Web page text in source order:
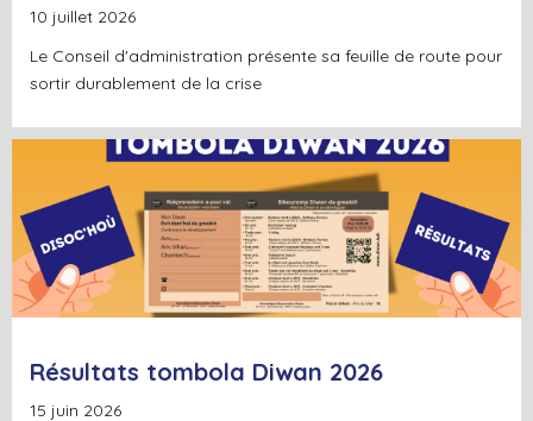
10 juillet 2026
Le Conseil d'administration présente sa feuille de route pour
sortir durablement de la crise
+Lire la suite
Résultats tombola Diwan 2026
15 juin 2026